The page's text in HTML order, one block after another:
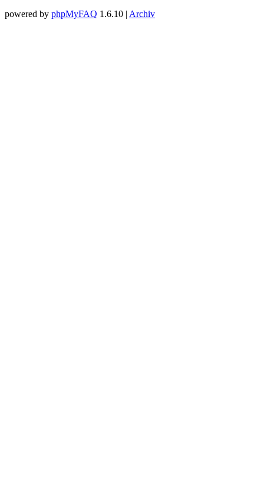
powered by phpMyFAQ 1.6.10 | Archiv